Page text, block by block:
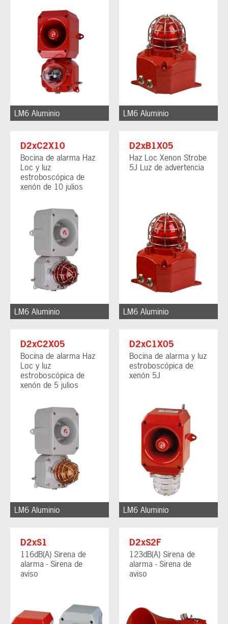
LM6 Aluminio LM6 Aluminio
D2xC2X10
Bocina de alarma Haz
Loc y luz
estroboscópica de
xenón de 10 julios
LM6 Aluminio
D2xB1X05
Haz Loc Xenon Strobe
5J Luz de advertencia
LM6 Aluminio
D2xC2X05
Bocina de alarma Haz
Loc y luz
estroboscópica de
xenón de 5 julios
LM6 Aluminio
D2xC1X05
Bocina de alarma y luz
estroboscópica de
xenón 5J
LM6 Aluminio
D2xS1
116dB(A) Sirena de
alarma - Sirena de
aviso
D2xS2F
123dB(A) Sirena de
alarma - Sirena de
aviso